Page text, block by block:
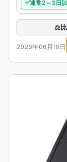
通常2～3日
⚖️
2026年06月19日